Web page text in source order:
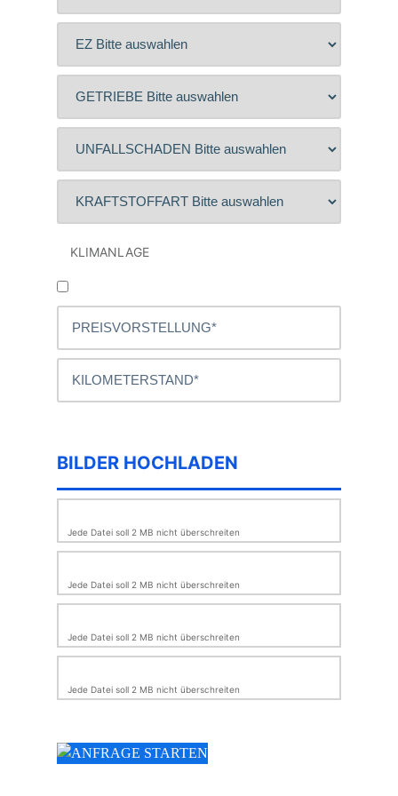
KLIMANLAGE
BILDER HOCHLADEN
Jede Datei soll 2 MB nicht überschreiten
Jede Datei soll 2 MB nicht überschreiten
Jede Datei soll 2 MB nicht überschreiten
Jede Datei soll 2 MB nicht überschreiten